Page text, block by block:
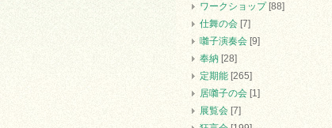
ワークショップ[88]
仕舞の会 [7]
囃子演奏会 [9]
奉納 [28]
定期能 [265]
居囃子の会 [1]
展覧会 [7]